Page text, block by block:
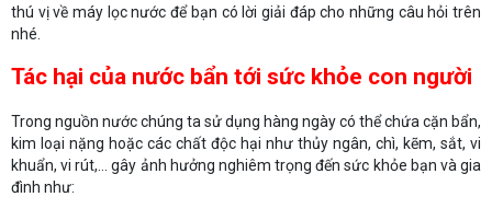
thú vị về máy lọc nước để bạn có lời giải đáp cho những câu hỏi trên
nhé.
Tác hại của nước bẩn tới sức khỏe con người
Trong nguồn nước chúng ta sử dụng hàng ngày có thể chứa cặn bẩn,
kim loại nặng hoặc các chất độc hại như thủy ngân, chì, kẽm, sắt, vi
khuẩn, vi rút,... gây ảnh hưởng nghiêm trọng đến sức khỏe bạn và gia
đình như: